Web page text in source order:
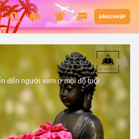
ĐĂNG NHẬP
đến người xem ở mọi độ tuổi